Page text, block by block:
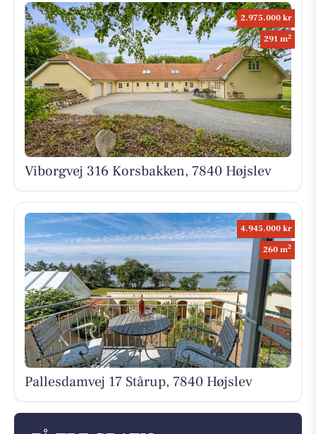
2.975.000 kr
291 m2
Viborgvej 316 Korsbakken, 7840 Højslev
4.945.000 kr
260 m2
Pallesdamvej 17 Stårup, 7840 Højslev